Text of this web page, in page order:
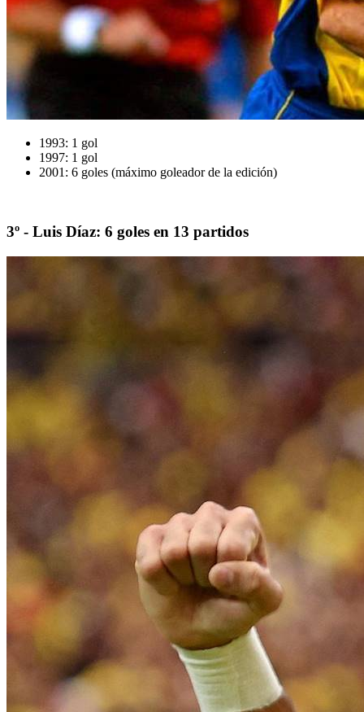
1993: 1 gol
1997: 1 gol
2001: 6 goles (máximo goleador de la edición)
3º - Luis Díaz: 6 goles en 13 partidos